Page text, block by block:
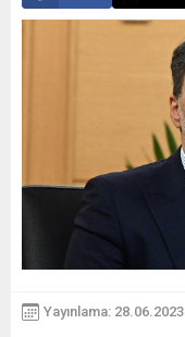
Yayınlama: 28.06.2023